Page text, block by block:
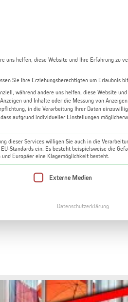
Wohnung
| 63 m² | Loggia |
uns helfen, diese Website und Ihre Erfahrung zu
Sie Ihre Erziehungsberechtigten um Erlaubnis
während andere uns helfen, diese Website
und Inhalte oder die Messung von
in die Verarbeitung Ihrer Daten
aufgrund individueller Einstellungen
dieser Services willigen Sie auch in die
Standards ein. Es besteht beispielsweise die
Europäer eine Klagemöglichkeit besteht.
erteilt werden
Externe Medien
Datenschutzerklärung